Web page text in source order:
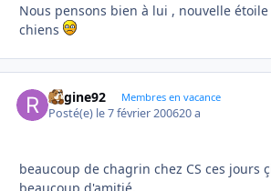
Nous pensons bien à lui , nouvelle
chiens
Regine92 Membres en vacance
Posté(e) le 7 février 200620 a
beaucoup de chagrin chez CS ces jours